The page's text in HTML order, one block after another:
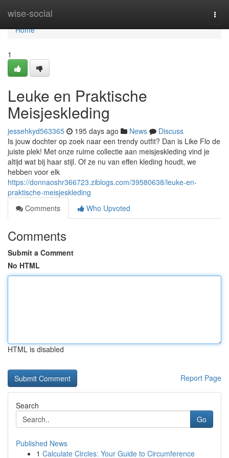
wise-social
Home
Home
1
Leuke en Praktische
Meisjeskleding
jessehkyd563365 195 days ago News
Discuss
Is jouw dochter op zoek naar een trendy outfit? Dan is Like Flo de
juiste plek! Met onze ruime collectie aan meisjeskleding vind je
altijd wat bij haar stijl. Of ze nu van effen kleding houdt, we
hebben voor elk
https://donnaoshr366723.ziblogs.com/39580638/leuke-en-
praktische-meisjeskleding
Comments
Who Upvoted
Comments
Submit a Comment
No HTML
HTML is disabled
Report Page
Search
Go
Published News
1 Calculate Circles: Your Guide to Circumference